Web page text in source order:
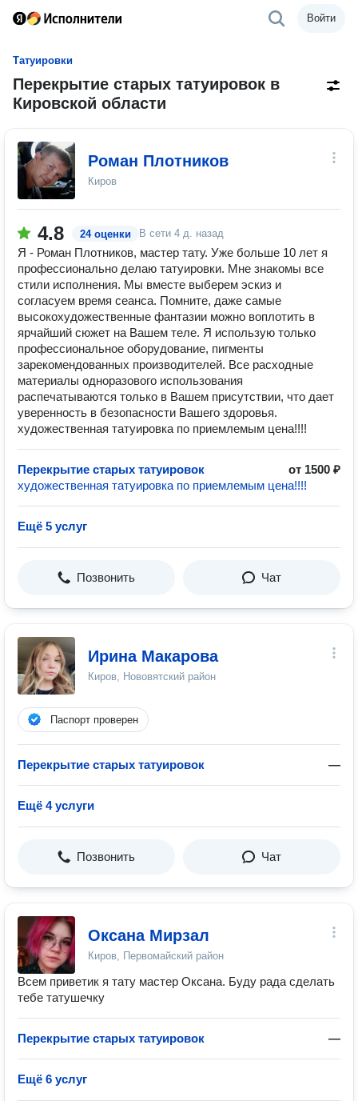
Войти
Татуировки
Перекрытие старых татуировок в
Кировской области
Роман Плотников
Киров
4.8 24 оценки В сети 4 д. назад
Я - Роман Плотников, мастер тату. Уже больше 10 лет я
профессионально делаю татуировки. Мне знакомы все
стили исполнения. Мы вместе выберем эскиз и
согласуем время сеанса. Помните, даже самые
высокохудожественные фантазии можно воплотить в
ярчайший сюжет на Вашем теле. Я использую только
профессиональное оборудование, пигменты
зарекомендованных производителей. Все расходные
материалы одноразового использования
распечатываются только в Вашем присутствии, что дает
уверенность в безопасности Вашего здоровья.
художественная татуировка по приемлемым цена!!!!
Перекрытие старых татуировок
от 1500 ₽
художественная татуировка по приемлемым цена!!!!
Ещё 5 услуг
Позвонить Чат
Ирина Макарова
Киров, Нововятский район
Паспорт проверен
Перекрытие старых татуировок —
Ещё 4 услуги
Позвонить Чат
Оксана Мирзал
Киров, Первомайский район
Всем приветик я тату мастер Оксана. Буду рада сделать
тебе татушечку
Перекрытие старых татуировок —
Ещё 6 услуг